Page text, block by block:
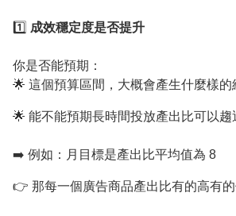
1️⃣ 成效穩定度是否提升
你是否能預期：
🌟 這個預算區間，大概會產生什麼樣的
🌟 能不能預期長時間投放產出比可以趨
➡️ 例如：月目標是產出比平均值為 8
👉 那每一個廣告商品產出比有的高有